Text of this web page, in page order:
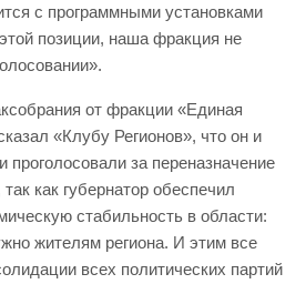
с программными установками
позиции, наша фракция не
от фракции «Единая
«Клубу Регионов», что он и
проголосовали за переназначение
как губернатор обеспечил
стабильность в области:
жителям региона. И этим все
всех политических партий